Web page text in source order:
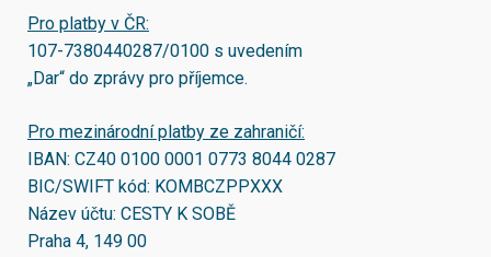
Pro platby v ČR:
107-7380440287/0100 s uvedením
„Dar“ do zprávy pro příjemce.
Pro mezinárodní platby ze zahraničí:
IBAN: CZ40 0100 0001 0773 8044 0287
BIC/SWIFT kód: KOMBCZPPXXX
Název účtu: CESTY K SOBĚ
Praha 4, 149 00